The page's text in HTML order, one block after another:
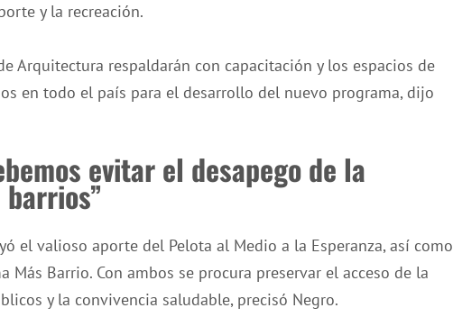
y la recreación.
Arquitectura respaldarán con capacitación y los espacios de
en todo el país para el desarrollo del nuevo programa, dijo
evitar el desapego de la
el valioso aporte del Pelota al Medio a la Esperanza, así como
Más Barrio. Con ambos se procura preservar el acceso de la
y la convivencia saludable, precisó Negro.